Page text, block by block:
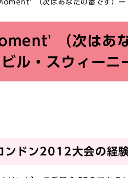
（次はあなたの番です）ー
（次はあ
ル・スウィーニ
ンドン2012大会の経